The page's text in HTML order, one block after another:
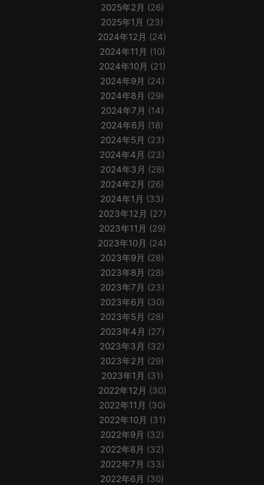
2025年2月 (26)
2025年1月 (23)
2024年12月 (24)
2024年11月 (10)
2024年10月 (21)
2024年9月 (24)
2024年8月 (29)
2024年7月 (14)
2024年6月 (18)
2024年5月 (23)
2024年4月 (23)
2024年3月 (28)
2024年2月 (26)
2024年1月 (33)
2023年12月 (27)
2023年11月 (29)
2023年10月 (24)
2023年9月 (28)
2023年8月 (28)
2023年7月 (23)
2023年6月 (30)
2023年5月 (28)
2023年4月 (27)
2023年3月 (32)
2023年2月 (29)
2023年1月 (31)
2022年12月 (30)
2022年11月 (30)
2022年10月 (31)
2022年9月 (32)
2022年8月 (32)
2022年7月 (33)
2022年6月 (30)